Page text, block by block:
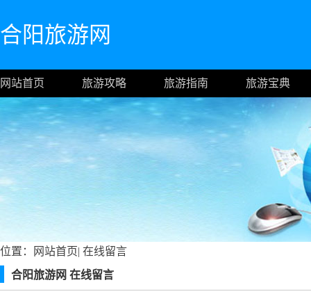
合阳旅游网
网站首页 旅游攻略 旅游指南 旅游宝典
位置： 网站首页| 在线留言
合阳旅游网 在线留言